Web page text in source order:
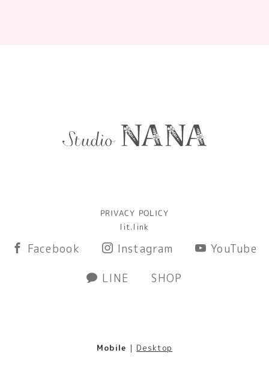
PRIVACY POLICY
lit.link
Facebook Instagram
YouTube
LINE
SHOP
Mobile | Desktop